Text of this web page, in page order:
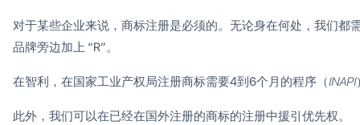
对于某些企业来说，商标注册是必须的。无论身在何处，我们都
品牌旁边加上 “R”。
在智利，在国家工业产权局注册商标需要4到6个月的程序（INAPI
此外，我们可以在已经在国外注册的商标的注册中援引优先权。